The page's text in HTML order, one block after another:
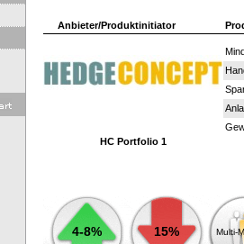
Anbieter/Produktinitiator
HC Portfolio 1
4-8% 15% Multi-